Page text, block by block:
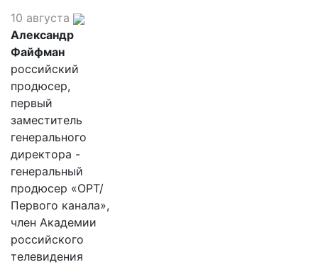
10 августа
Александр
Файфман
российский
продюсер,
первый
заместитель
генерального
директора -
генеральный
продюсер «ОРТ/
Первого канала»,
член Академии
российского
телевидения